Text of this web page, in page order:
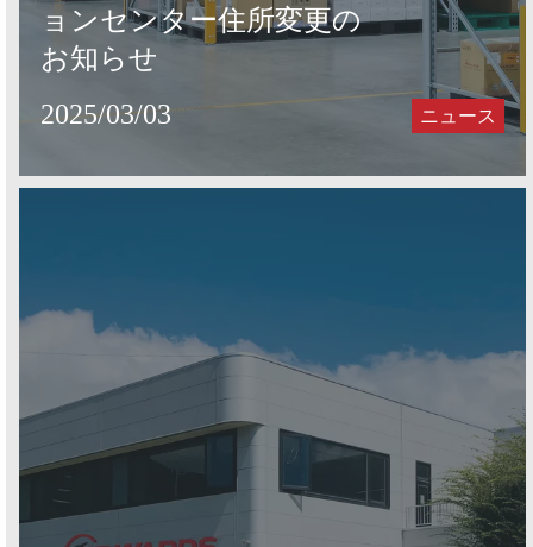
ョンセンター住所変更の
お知らせ
2025/03/03
ニュース